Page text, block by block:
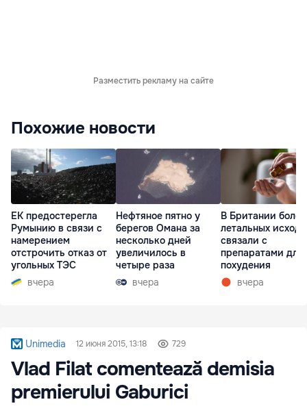
Разместить рекламу на сайте
Похожие новости
ЕК предостерегла
Румынию в связи с
намерением
отстрочить отказ от
угольных ТЭС
вчера
Нефтяное пятно у
берегов Омана за
несколько дней
увеличилось в
четыре раза
вчера
В Британии
летальных
связали с
препаратами для
похудения
вчера
Unimedia 12 июня 2015, 13:18 729
Vlad Filat comentează demisia
premierului Gaburici